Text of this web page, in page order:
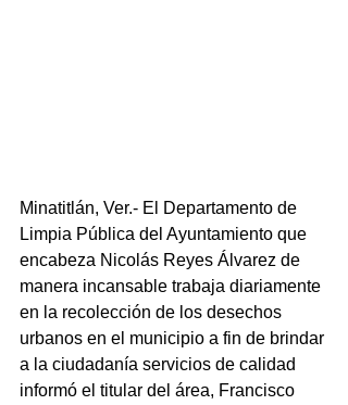
Minatitlán, Ver.- El Departamento de
Limpia Pública del Ayuntamiento que
encabeza Nicolás Reyes Álvarez de
manera incansable trabaja diariamente
en la recolección de los desechos
urbanos en el municipio a fin de brindar
a la ciudadanía servicios de calidad
informó el titular del área, Francisco